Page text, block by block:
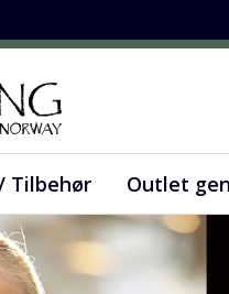
Tilbehør Outlet